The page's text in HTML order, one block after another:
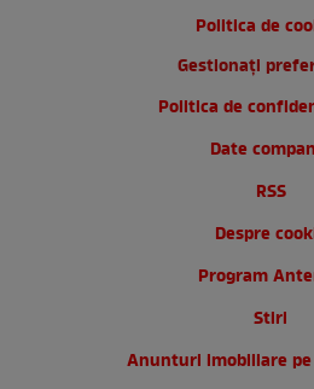
Politica de
Gestionați
Politica de
Date
RSS
Despre
Program
Stiri
Anunturi imobiliare